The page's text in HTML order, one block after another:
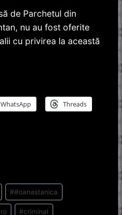
de Parchetul din
nu au fost oferite
cu privirea la această
WhatsApp Threads
##oanastanica
#criminal